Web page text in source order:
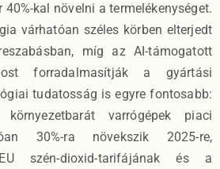
40%-kal növelni a termelékenységet.
várhatóan széles körben elterjedt
míg az AI-támogatott
forradalmasítják a gyártási
tudatosság is egyre fontosabb:
környezetbarát varrógépek piaci
30%-ra növekszik 2025-re,
szén-dioxid-tarifájának és a